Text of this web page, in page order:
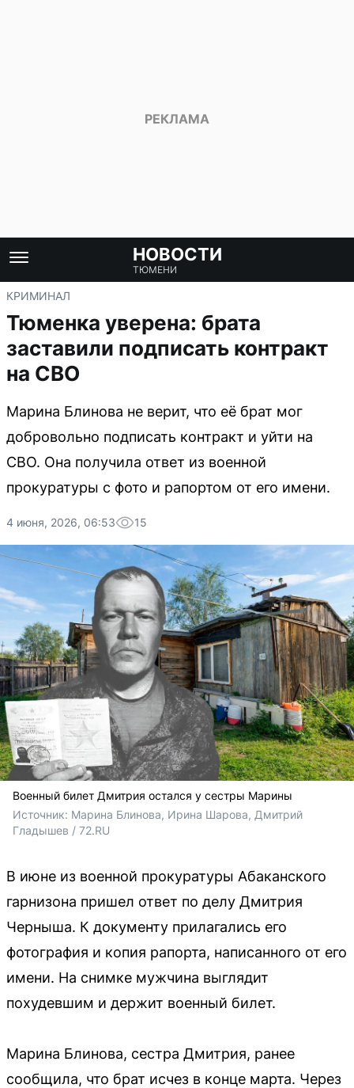
НОВОСТИ
ТЮМЕНИ
КРИМИНАЛ
Тюменка уверена: брата
заставили подписать контракт
на СВО
Марина Блинова не верит, что её брат мог
добровольно подписать контракт и уйти на
СВО. Она получила ответ из военной
прокуратуры с фото и рапортом от его имени.
4 июня, 2026, 06:53 15
Военный билет Дмитрия остался у сестры Марины
Источник: Марина Блинова, Ирина Шарова, Дмитрий
Гладышев / 72.RU
В июне из военной прокуратуры Абаканского
гарнизона пришел ответ по делу Дмитрия
Черныша. К документу прилагались его
фотография и копия рапорта, написанного от его
имени. На снимке мужчина выглядит
похудевшим и держит военный билет.
Марина Блинова, сестра Дмитрия, ранее
сообщила, что брат исчез в конце марта. Через